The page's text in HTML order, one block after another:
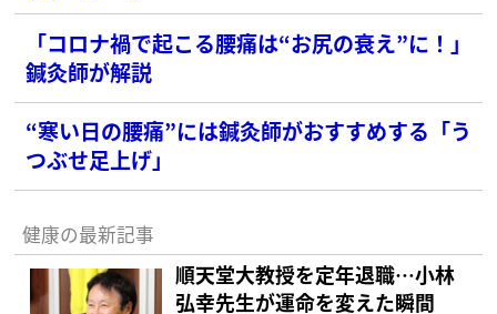
「コロナ禍で起こる腰痛は“お尻の衰え”に！」
鍼灸師が解説
“寒い日の腰痛”には鍼灸師がおすすめする「う
つぶせ足上げ」
健康の最新記事
順天堂大教授を定年退職…小林
弘幸先生が運命を変えた瞬間